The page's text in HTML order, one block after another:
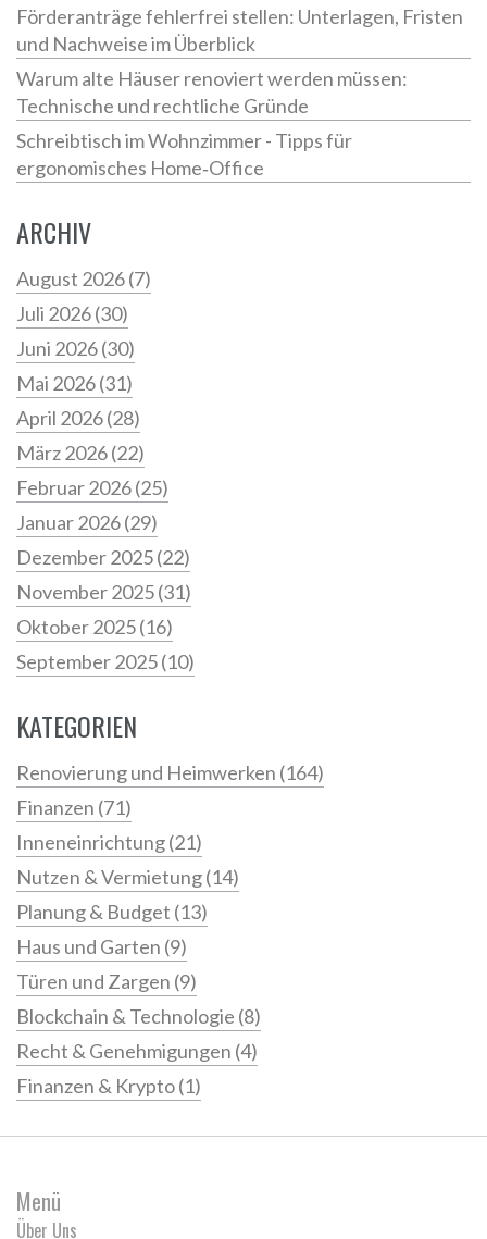
Förderanträge fehlerfrei stellen: Unterlagen, Fristen
und Nachweise im Überblick
Warum alte Häuser renoviert werden müssen:
Technische und rechtliche Gründe
Schreibtisch im Wohnzimmer - Tipps für
ergonomisches Home‑Office
ARCHIV
August 2026(7)
Juli 2026(30)
Juni 2026(30)
Mai 2026(31)
April 2026(28)
März 2026(22)
Februar 2026(25)
Januar 2026(29)
Dezember 2025(22)
November 2025(31)
Oktober 2025(16)
September 2025(10)
KATEGORIEN
Renovierung und Heimwerken (164)
Finanzen (71)
Inneneinrichtung(21)
Nutzen & Vermietung(14)
Planung & Budget (13)
Haus und Garten (9)
Türen und Zargen (9)
Blockchain & Technologie (8)
Recht & Genehmigungen (4)
Finanzen & Krypto(1)
Menü
Über Uns